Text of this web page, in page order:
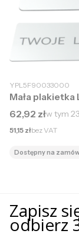
YPL5F90033000
Mała
Cena brutto
62,92 złw tym
Cena netto
51,15 złbez VAT
Dostępny na
Zapisz
odbierz